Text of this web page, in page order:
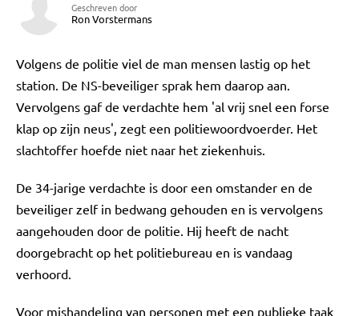
Geschreven door
Ron Vorstermans
Volgens de politie viel de man mensen lastig op het
station. De NS-beveiliger sprak hem daarop aan.
Vervolgens gaf de verdachte hem 'al vrij snel een forse
klap op zijn neus', zegt een politiewoordvoerder. Het
slachtoffer hoefde niet naar het ziekenhuis.
De 34-jarige verdachte is door een omstander en de
beveiliger zelf in bedwang gehouden en is vervolgens
aangehouden door de politie. Hij heeft de nacht
doorgebracht op het politiebureau en is vandaag
verhoord.
Voor mishandeling van personen met een publieke taak